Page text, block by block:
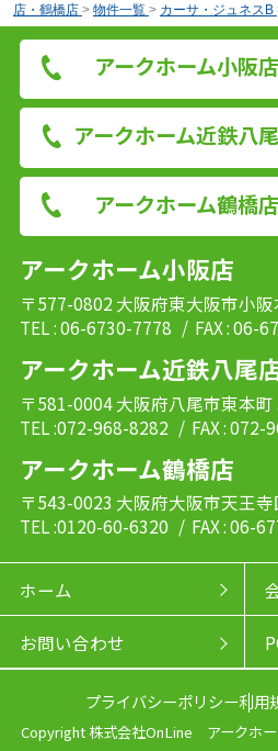
店・鶴橋店 > 物件一覧 > カーサ・ジュネスB
アークホーム小阪
アークホーム近鉄八
アークホーム鶴橋
アークホーム小阪店
〒577-0802 大阪府東大阪市小
TEL : 06-6730-7778 / FAX : 06-
アークホーム近鉄八尾
〒581-0004 大阪府八尾市東本
TEL :072-968-8282 / FAX : 072-
アークホーム鶴橋店
〒543-0023 大阪府大阪市天王
TEL :0120-60-6320 / FAX : 06-
ホーム
お問い合わせ
プライバシーポリシー利用
Copyright 株式会社OnLine アークホ